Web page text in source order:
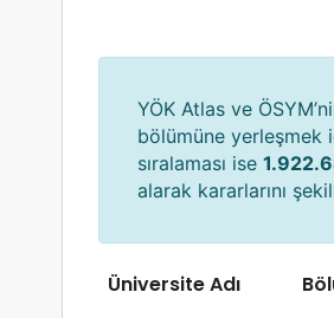
YÖK Atlas ve
bölümüne yerleşmek
sıralaması ise
alarak kararlarını
Üniversite Adı